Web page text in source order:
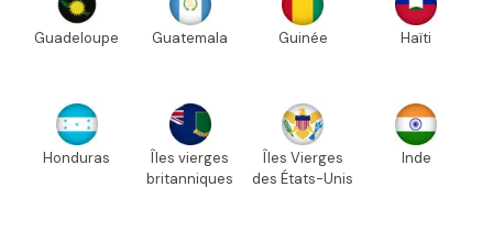
Guadeloupe Guatemala Guinée Haïti
Honduras
Îles vierges
britanniques
Îles Vierges
des États-Unis
Inde